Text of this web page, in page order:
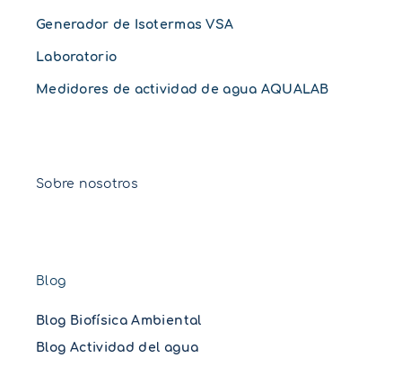
Generador de Isotermas VSA
Laboratorio
Medidores de actividad de agua AQUALAB
Sobre nosotros
Blog
Blog Biofísica Ambiental
Blog Actividad del agua